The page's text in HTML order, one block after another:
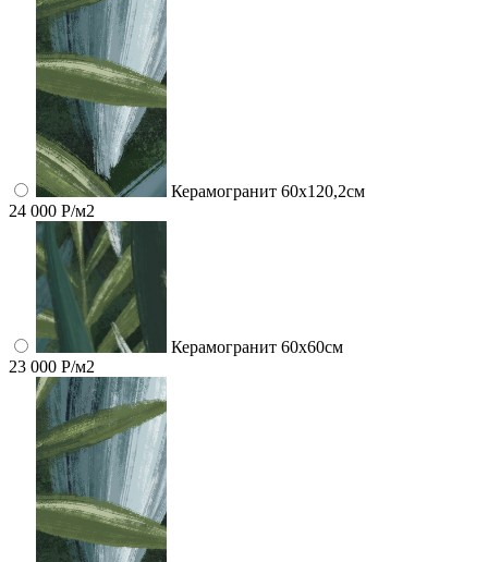
Керамогранит 60x120,2см
24 000 Р/м2
Керамогранит 60x60см
23 000 Р/м2